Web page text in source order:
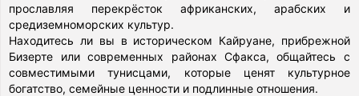
прославляя перекрёсток африканских, арабских и
средиземноморских культур.
Находитесь ли вы в историческом Кайруане, прибрежной
Бизерте или современных районах Сфакса, общайтесь с
совместимыми тунисцами, которые ценят культурное
богатство, семейные ценности и подлинные отношения.